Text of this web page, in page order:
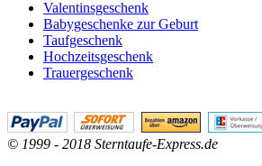
Valentinsgeschenk
Babygeschenke zur Geburt
Taufgeschenk
Hochzeitsgeschenk
Trauergeschenk
© 1999 - 2018 Sterntaufe-Express.de